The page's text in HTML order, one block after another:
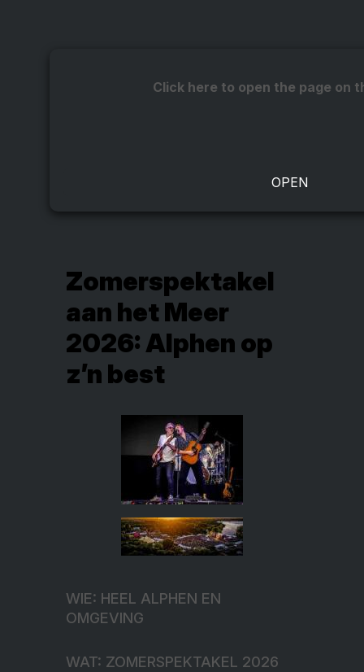
Click here to open the page on
Zomerspektakel
aan het Meer
2026: Alphen op
z’n best
WIE: HEEL ALPHEN EN
OMGEVING
WAT: ZOMERSPEKTAKEL 2026